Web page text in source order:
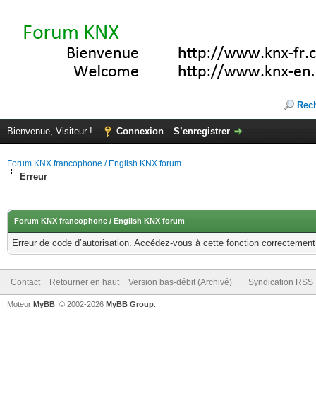
Bienvenue, Visiteur ! Connexion S’enregistrer
Forum KNX francophone / English KNX forum
Erreur
Forum KNX francophone / English KNX forum
Erreur de code d’autorisation. Accédez-vous à cette fonction
Contact Retourner en haut Version bas-débit (Archivé) Syndication RSS
Moteur MyBB , © 2002-2026 MyBB Group